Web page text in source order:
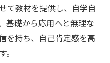
て教材を提供し、自学自
基礎から応用へと無理な
を持ち、自己肯定感を高